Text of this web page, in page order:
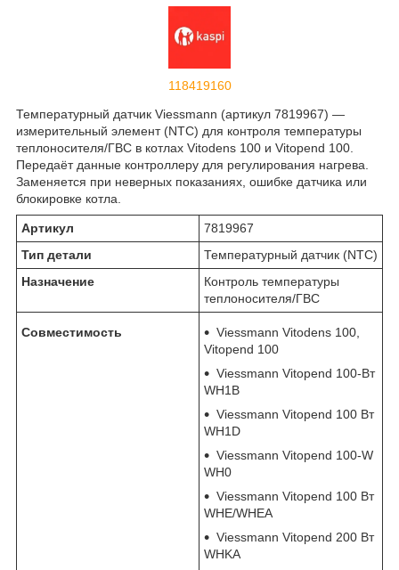
118419160
Температурный датчик Viessmann (артикул 7819967) —
измерительный элемент (NTC) для контроля температуры
теплоносителя/ГВС в котлах Vitodens 100 и Vitopend 100.
Передаёт данные контроллеру для регулирования нагрева.
Заменяется при неверных показаниях, ошибке датчика или
блокировке котла.
Артикул
7819967
Тип детали
Температурный датчик (NTC)
Назначение
Контроль температуры
теплоносителя/ГВС
Совместимость
Viessmann Vitodens 100,
Vitopend 100
Viessmann Vitopend 100-Вт
WH1B
Viessmann Vitopend 100 Вт
WH1D
Viessmann Vitopend 100-W
WH0
Viessmann Vitopend 100 Вт
WHE/WHEA
Viessmann Vitopend 200 Вт
WHKA